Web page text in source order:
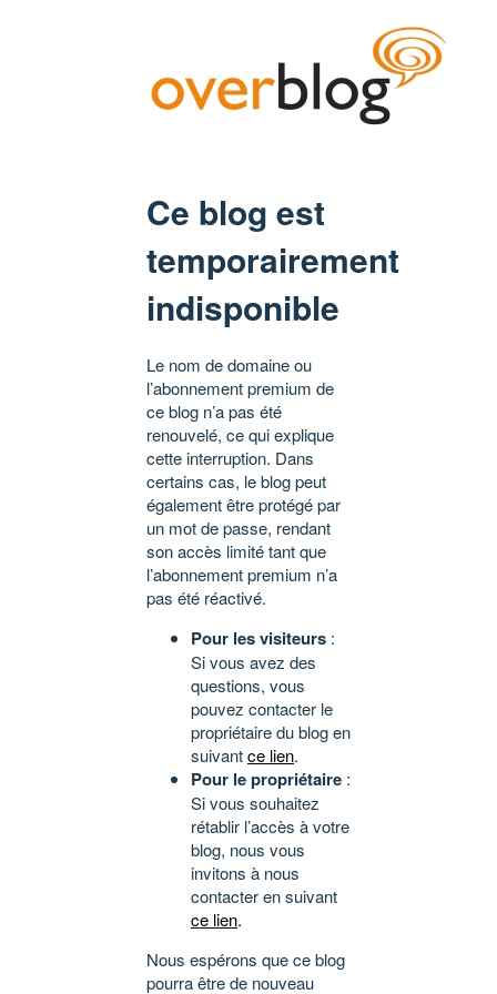
Ce blog est
temporairement
indisponible
Le nom de domaine ou
l’abonnement premium de
ce blog n’a pas été
renouvelé, ce qui explique
cette interruption. Dans
certains cas, le blog peut
également être protégé par
un mot de passe, rendant
son accès limité tant que
l’abonnement premium n’a
pas été réactivé.
Pour les visiteurs :
Si vous avez des
questions, vous
pouvez contacter le
propriétaire du blog en
suivantce lien.
Pour le propriétaire :
Si vous souhaitez
rétablir l’accès à votre
blog, nous vous
invitons à nous
contacter en suivant
ce lien.
Nous espérons que ce blog
pourra être de nouveau